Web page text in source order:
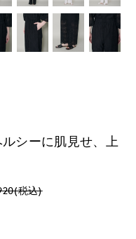
シーに肌見せ、上
税込)